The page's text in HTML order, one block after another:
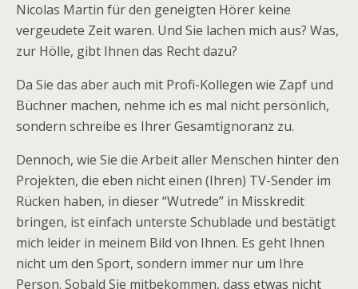
Nicolas Martin für den geneigten Hörer keine
vergeudete Zeit waren. Und Sie lachen mich aus? Was,
zur Hölle, gibt Ihnen das Recht dazu?
Da Sie das aber auch mit Profi-Kollegen wie Zapf und
Büchner machen, nehme ich es mal nicht persönlich,
sondern schreibe es Ihrer Gesamtignoranz zu.
Dennoch, wie Sie die Arbeit aller Menschen hinter den
Projekten, die eben nicht einen (Ihren) TV-Sender im
Rücken haben, in dieser “Wutrede” in Misskredit
bringen, ist einfach unterste Schublade und bestätigt
mich leider in meinem Bild von Ihnen. Es geht Ihnen
nicht um den Sport, sondern immer nur um Ihre
Person. Sobald Sie mitbekommen, dass etwas nicht